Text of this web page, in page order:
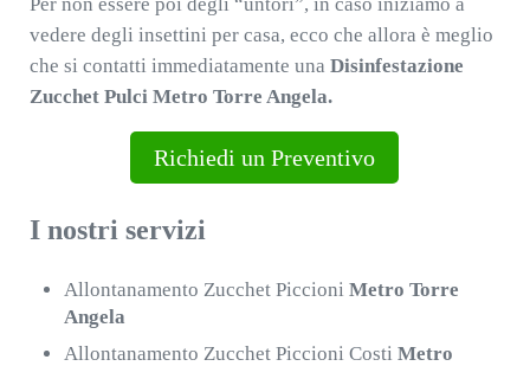
vedere degli insettini per casa, ecco che allora è meglio
che si contatti immediatamente una Disinfestazione
Zucchet Pulci Metro Torre Angela.
Richiedi un Preventivo
I nostri servizi
Allontanamento Zucchet PiccioniMetro Torre
Angela
Allontanamento Zucchet Piccioni CostiMetro